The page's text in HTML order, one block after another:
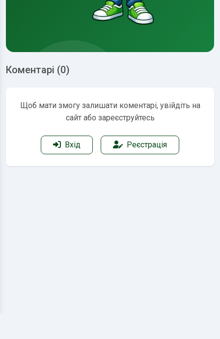
Коментарі (0)
Щоб мати змогу залишати коментарі, увійдіть на
сайт або зареєструйтесь
Вхід Реєстрація